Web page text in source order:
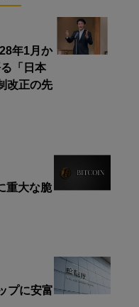
年1月か
「日本
改正の先
重大な脆
プに安富